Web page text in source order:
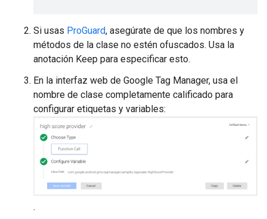
Si usas ProGuard, asegúrate de que los nombres y
métodos de la clase no estén ofuscados. Usa la
anotación Keep para especificar esto.
En la interfaz web de Google Tag Manager, usa el
nombre de clase completamente calificado para
configurar etiquetas y variables:
.